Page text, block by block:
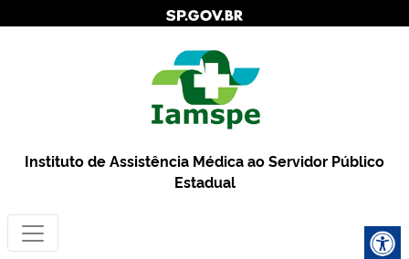
Instituto de Assistência Médica ao Servidor Público
Estadual